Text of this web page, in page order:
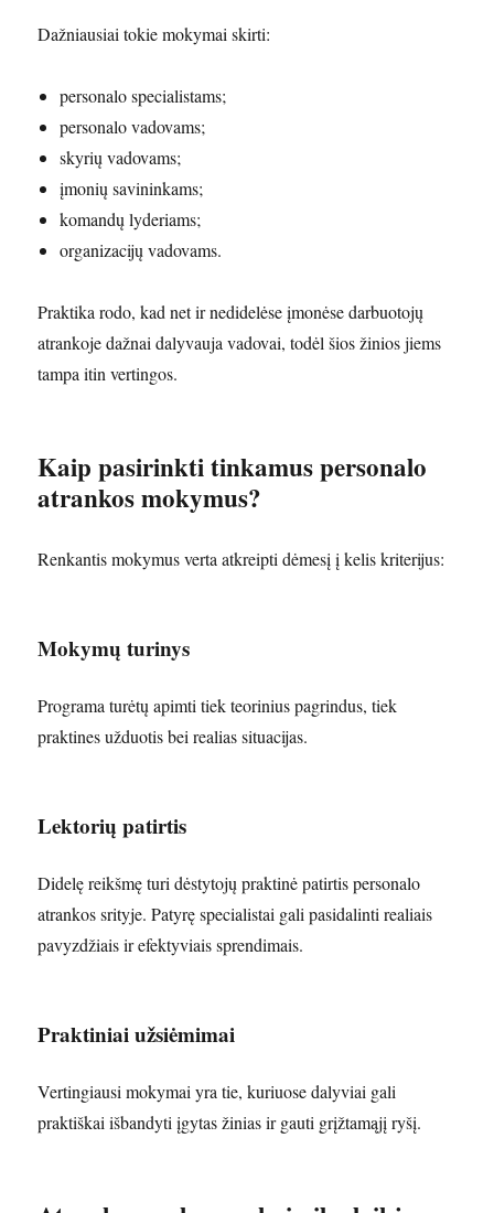
Dažniausiai tokie mokymai skirti:
personalo specialistams;
personalo vadovams;
skyrių vadovams;
įmonių savininkams;
komandų lyderiams;
organizacijų vadovams.
Praktika rodo, kad net ir nedidelėse įmonėse darbuotojų
atrankoje dažnai dalyvauja vadovai, todėl šios žinios jiems
tampa itin vertingos.
Kaip pasirinkti tinkamus personalo
atrankos mokymus?
Renkantis mokymus verta atkreipti dėmesį į kelis kriterijus:
Mokymų turinys
Programa turėtų apimti tiek teorinius pagrindus, tiek
praktines užduotis bei realias situacijas.
Lektorių patirtis
Didelę reikšmę turi dėstytojų praktinė patirtis personalo
atrankos srityje. Patyrę specialistai gali pasidalinti realiais
pavyzdžiais ir efektyviais sprendimais.
Praktiniai užsiėmimai
Vertingiausi mokymai yra tie, kuriuose dalyviai gali
praktiškai išbandyti įgytas žinias ir gauti grįžtamąjį ryšį.